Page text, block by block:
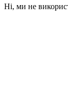
Ні, ми не